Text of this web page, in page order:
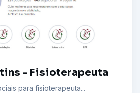
- Fisioterapeuta
para fisioterapeuta...